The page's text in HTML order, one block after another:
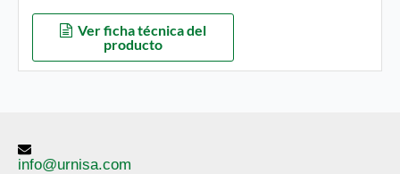
Ver ficha técnica del
producto
info@urnisa.com